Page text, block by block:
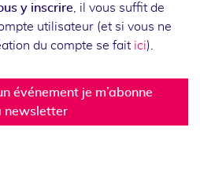
y inscrire , il vous suffit de
utilisateur (et si vous ne
du compte se fait ici).
événement je m’abonne
newsletter